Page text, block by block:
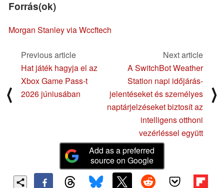
Forrás(ok)
Morgan Stanley via Wccftech
⟨
Previous article
Hat játék hagyja el az
Xbox Game Pass-t
2026 júniusában
Next article
A SwitchBot Weather
Station napi időjárás-
jelentéseket és személyes
naptárjelzéseket biztosít az
intelligens otthoni
vezérléssel együtt
⟩
Add as a preferred
source on Google